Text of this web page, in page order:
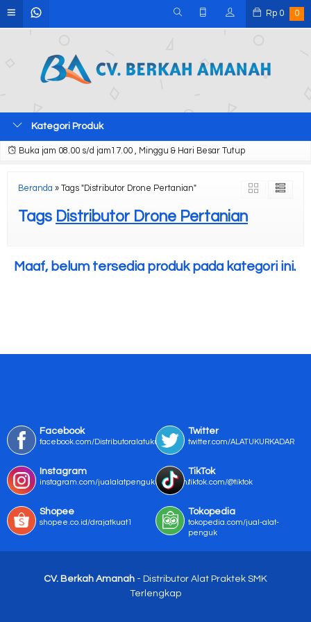
Rp 0 0
Kategori Produk
Buka jam 08.00 s/d jam17.00 , Minggu & Hari Besar Tutup
Beranda » Tags "Distributor Drone Pertanian"
Tags Distributor Drone Pertanian
Maaf, belum tersedia produk pada kategori ini.
Facebook
facebook.com/Distributoralatukur
Twitter
twitter.com/ALATUKURKADAR
Instagram
instagram.com/jualalatpengukurmurah/
TikTok
tiktok.com/@tiktok
Shopee
shopee.co.id/drajatkuat1
Tokopedia
tokopedia.com/jual-alat-
penguk
CV. Berkah Amanah - Distributor Alat Praktek SMK
Terlengkap